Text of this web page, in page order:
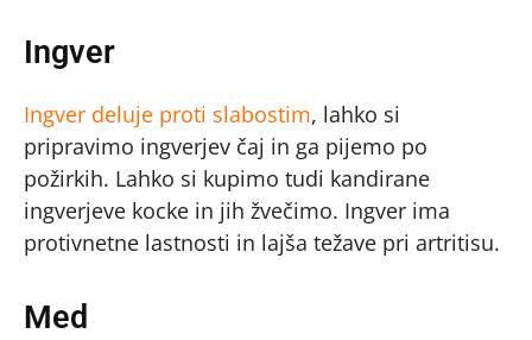
Ingver
Ingver deluje proti slabostim, lahko si
pripravimo ingverjev čaj in ga pijemo po
požirkih. Lahko si kupimo tudi kandirane
ingverjeve kocke in jih žvečimo. Ingver ima
protivnetne lastnosti in lajša težave pri artritisu.
Med